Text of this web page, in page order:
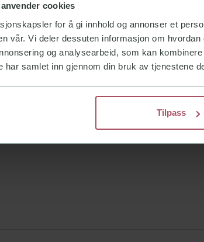
cookies
for å gi innhold og annonser et
vår. Vi deler dessuten informasjon om
og analysearbeid, som kan
har samlet inn gjennom din bruk av tjenestene
Tilpass
Full name
11 Jan 2022 • 5 min read